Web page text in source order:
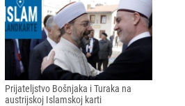
Prijateljstvo Bošnjaka i Turaka na
austrijskoj Islamskoj karti